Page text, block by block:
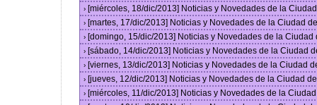
› [miércoles, 18/dic/2013] Noticias y Novedades de la
› [martes, 17/dic/2013] Noticias y Novedades de la Ciudad
› [domingo, 15/dic/2013] Noticias y Novedades de la
› [sábado, 14/dic/2013] Noticias y Novedades de la Ciudad
› [viernes, 13/dic/2013] Noticias y Novedades de la Ciudad
› [jueves, 12/dic/2013] Noticias y Novedades de la Ciudad
› [miércoles, 11/dic/2013] Noticias y Novedades de la